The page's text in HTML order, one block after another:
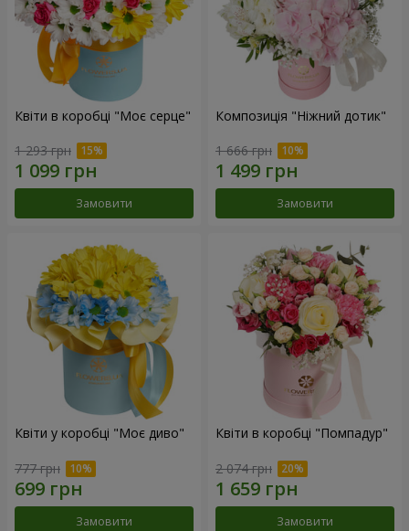
Квіти в коробці "Моє серце"
1 293 грн
Замовити
Композиція "Ніжний дотик"
1 666 грн
Замовити
Квіти у коробці "Моє диво"
777 грн
Замовити
Квіти в коробці "Помпадур"
2 074 грн
Замовити